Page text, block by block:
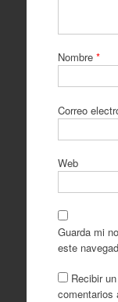
Nombre *
Correo
Web
Guarda mi
este
Recibir
comentarios